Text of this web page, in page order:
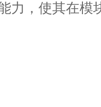
力，使其在模